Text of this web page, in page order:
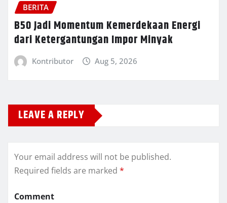
BERITA
B50 Jadi Momentum Kemerdekaan Energi
dari Ketergantungan Impor Minyak
Kontributor Aug 5, 2026
LEAVE A REPLY
Your email address will not be published.
Required fields are marked *
Comment